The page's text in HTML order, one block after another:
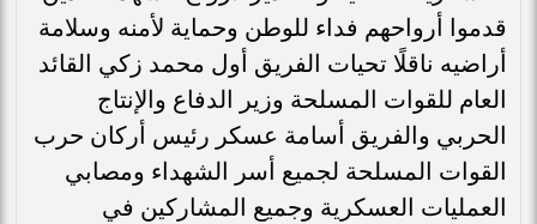
قدموا أرواحهم فداء للوطن وحماية لأمنه وسلامة
أراضيه ناقلًا تحيات الفريق أول محمد زكي القائد
العام للقوات المسلحة وزير الدفاع والإنتاج
الحربي والفريق أسامة عسكر رئيس أركان حرب
القوات المسلحة لجميع أسر الشهداء ومصابي
العمليات العسكرية وجميع المشاركين في